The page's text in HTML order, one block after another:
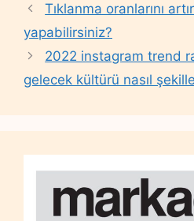
Tıklanma oranlarını
yapabilirsiniz?
2022 instagram trend
gelecek kültürü nasıl